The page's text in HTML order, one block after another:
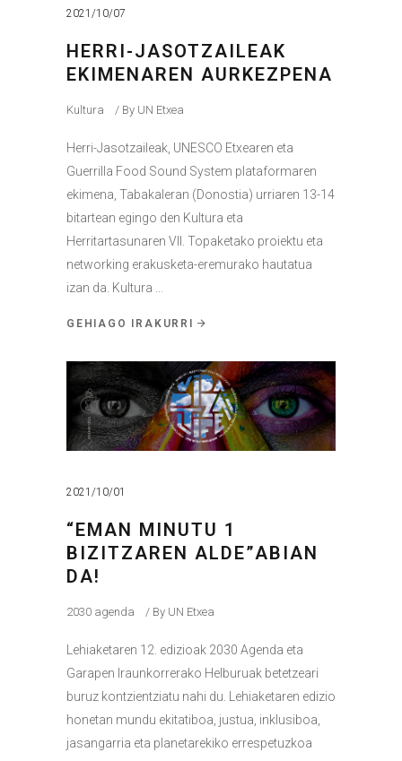
2021/10/07
HERRI-JASOTZAILEAK
EKIMENAREN AURKEZPENA
Kultura By UN Etxea
Herri-Jasotzaileak, UNESCO Etxearen eta
Guerrilla Food Sound System plataformaren
ekimena, Tabakaleran (Donostia) urriaren 13-14
bitartean egingo den Kultura eta
Herritartasunaren VII. Topaketako proiektu eta
networking erakusketa-eremurako hautatua
izan da. Kultura
GEHIAGO IRAKURRI
2021/10/01
“EMAN MINUTU 1
BIZITZAREN ALDE”ABIAN
DA!
2030 agenda By UN Etxea
Lehiaketaren 12. edizioak 2030 Agenda eta
Garapen Iraunkorrerako Helburuak betetzeari
buruz kontzientziatu nahi du. Lehiaketaren edizio
honetan mundu ekitatiboa, justua, inklusiboa,
jasangarria eta planetarekiko errespetuzkoa